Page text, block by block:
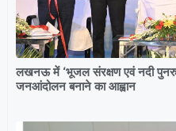
लखनऊ में ‘भूजल संरक्षण एवं नदी
जनआंदोलन बनाने का आह्वान